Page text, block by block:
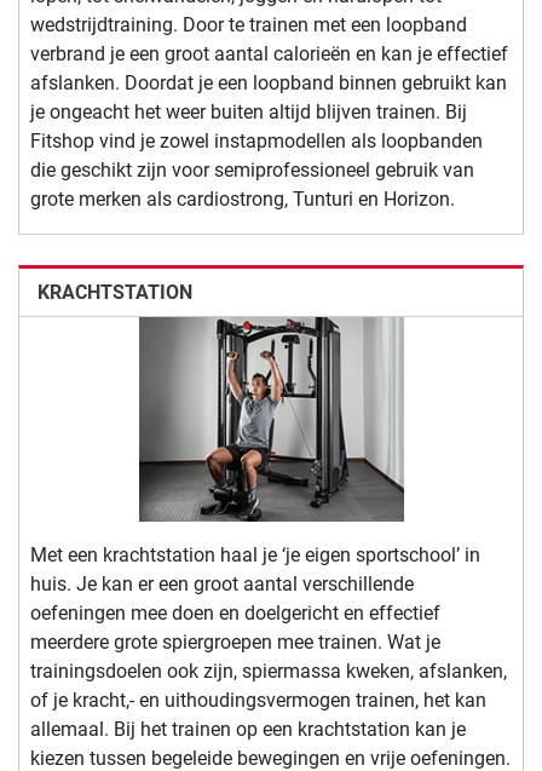
wedstrijdtraining. Door te trainen met een loopband
verbrand je een groot aantal calorieën en kan je effectief
afslanken. Doordat je een loopband binnen gebruikt kan
je ongeacht het weer buiten altijd blijven trainen. Bij
Fitshop vind je zowel instapmodellen als loopbanden
die geschikt zijn voor semiprofessioneel gebruik van
grote merken als cardiostrong, Tunturi en Horizon.
KRACHTSTATION
Met een krachtstation haal je ‘je eigen sportschool’ in
huis. Je kan er een groot aantal verschillende
oefeningen mee doen en doelgericht en effectief
meerdere grote spiergroepen mee trainen. Wat je
trainingsdoelen ook zijn, spiermassa kweken, afslanken,
of je kracht,- en uithoudingsvermogen trainen, het kan
allemaal. Bij het trainen op een krachtstation kan je
kiezen tussen begeleide bewegingen en vrije oefeningen.